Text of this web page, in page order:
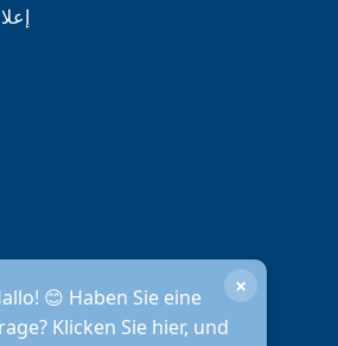
😊 Haben Sie eine
Klicken Sie hier, und
×
ساعات